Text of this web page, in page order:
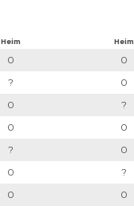
Heim Heim
0
0
?
0
0
?
0
0
?
0
0
?
0
0